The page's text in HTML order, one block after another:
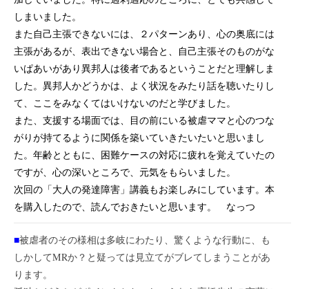
しまいました。
また自己主張できないには、２パターンあり、心の奥底には
主張があるが、表出できない場合と、自己主張そのものがな
いぱあいがあり異邦人は後者であるということだと理解しま
した。異邦人かどうかは、よく状況をみたり話を聴いたりし
て、ここをみなくてはいけないのだと学びました。
また、支援する場面では、目の前にいる被虐ママと心のつな
がりが持てるように関係を築いていきたいたいと思いまし
た。年齢とともに、困難ケースの対応に疲れを覚えていたの
ですが、心の深いところで、元気をもらいました。
次回の「大人の発達障害」講義もお楽しみにしています。本
を購入したので、読んでおきたいと思います。 なっつ
■被虐者のその様相は多岐にわたり、驚くような行動に、も
しかしてMRか？と疑っては見立てがブレてしまうことがあ
ります。